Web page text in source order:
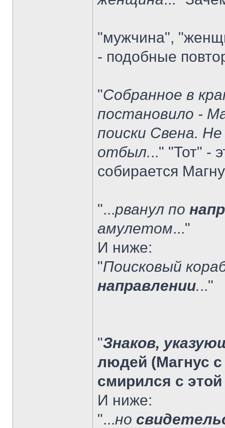
"мужчина",
- подобные
"Собранное в
постановило -
поиски Свена.
отбыл..." "Тот" -
собирается
"...рванул по
амулетом..."
И ниже:
"Поисковый
направлении..."
"Знаков,
людей (Магнус с
смирился с
И ниже:
"...но